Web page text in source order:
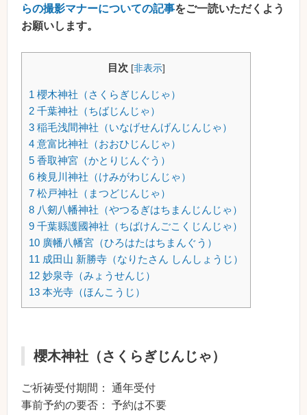
らの撮影マナーについての記事をご一読いただくよう
お願いします。
目次 [非表示]
1 櫻木神社（さくらぎじんじゃ）
2 千葉神社（ちばじんじゃ）
3 稲毛浅間神社（いなげせんげんじんじゃ）
4 意富比神社（おおひじんじゃ）
5 香取神宮（かとりじんぐう）
6 検見川神社（けみがわじんじゃ）
7 松戸神社（まつどじんじゃ）
8 八剱八幡神社（やつるぎはちまんじんじゃ）
9 千葉縣護國神社（ちばけんごこくじんじゃ）
10 廣幡八幡宮（ひろはたはちまんぐう）
11 成田山 新勝寺（なりたさん しんしょうじ）
12 妙泉寺（みょうせんじ）
13 本光寺（ほんこうじ）
櫻木神社（さくらぎじんじゃ）
ご祈祷受付期間： 通年受付
事前予約の要否： 予約は不要